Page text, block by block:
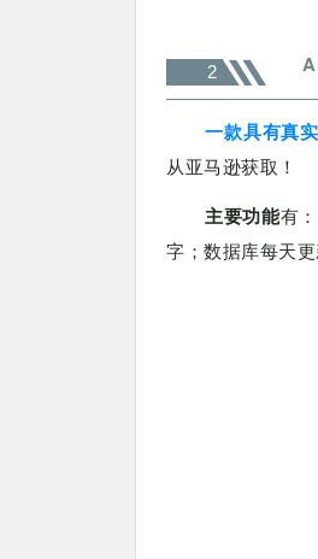
2
一款具有真
从亚马逊获取！
主要功能有
字；数据库每天